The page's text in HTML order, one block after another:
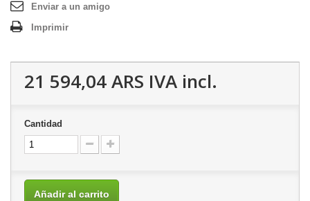
Enviar a un amigo
Imprimir
21 594,04 ARS IVA incl.
Cantidad
Añadir al carrito